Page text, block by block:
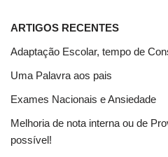
ARTIGOS RECENTES
Adaptação Escolar, tempo de
Uma Palavra aos pais
Exames Nacionais e Ansiedade
Melhoria de nota interna ou de
possível!